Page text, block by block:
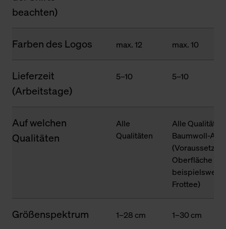
beachten)
Farben des Logos max. 12 max. 10
Lieferzeit
(Arbeitstage)
5–10 5–10
Auf welchen
Qualitäten
Alle
Qualitäten
Alle
Baumwoll-
Oberfläche
Frottee)
Größenspektrum 1–28 cm 1–30 cm